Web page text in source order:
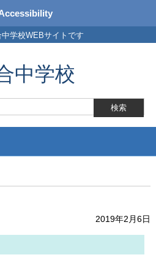
学校WEBサイトです
中学校
2019年2月6日